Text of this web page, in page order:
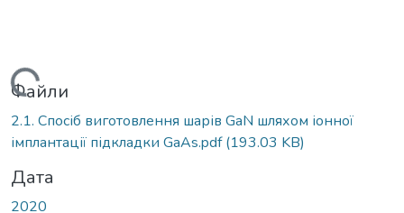
Вантажиться...
Файли
2.1. Спосіб виготовлення шарів GaN шляхом іонної
імплантації підкладки GaAs.pdf(193.03 KB)
Дата
2020